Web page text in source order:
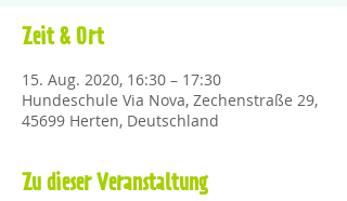
Zeit & Ort
15. Aug. 2020, 16:30 – 17:30
Hundeschule Via Nova, Zechenstraße 29,
45699 Herten, Deutschland
Zu dieser Veranstaltung